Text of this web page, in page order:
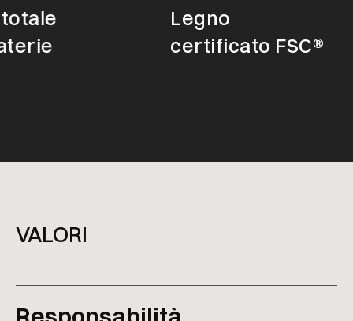
Legno
certificato FSC®
VALORI